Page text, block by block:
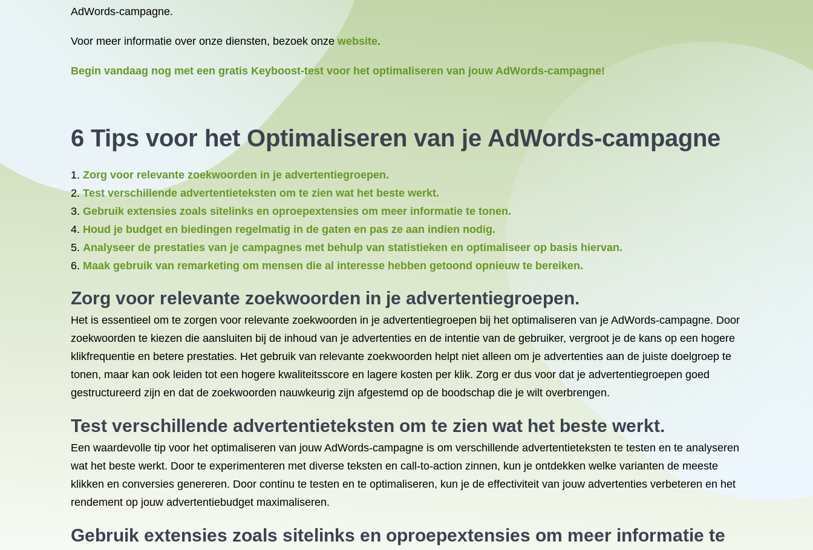
AdWords-campagne.
Voor meer informatie over onze diensten, bezoek onzewebsite.
Begin vandaag nog met een gratis Keyboost-test voor het optimaliseren van jouw AdWords-campagne!
6 Tips voor het Optimaliseren van je AdWords-campagne
Zorg voor relevante zoekwoorden in je advertentiegroepen.
Test verschillende advertentieteksten om te zien wat het beste werkt.
Gebruik extensies zoals sitelinks en oproepextensies om meer informatie te tonen.
Houd je budget en biedingen regelmatig in de gaten en pas ze aan indien nodig.
Analyseer de prestaties van je campagnes met behulp van statistieken en optimaliseer op basis hiervan.
Maak gebruik van remarketing om mensen die al interesse hebben getoond opnieuw te bereiken.
Zorg voor relevante zoekwoorden in je advertentiegroepen.
Het is essentieel om te zorgen voor relevante zoekwoorden in je advertentiegroepen bij het optimaliseren van je AdWords-campagne. Door
zoekwoorden te kiezen die aansluiten bij de inhoud van je advertenties en de intentie van de gebruiker, vergroot je de kans op een hogere
klikfrequentie en betere prestaties. Het gebruik van relevante zoekwoorden helpt niet alleen om je advertenties aan de juiste doelgroep te
tonen, maar kan ook leiden tot een hogere kwaliteitsscore en lagere kosten per klik. Zorg er dus voor dat je advertentiegroepen goed
gestructureerd zijn en dat de zoekwoorden nauwkeurig zijn afgestemd op de boodschap die je wilt overbrengen.
Test verschillende advertentieteksten om te zien wat het beste werkt.
Een waardevolle tip voor het optimaliseren van jouw AdWords-campagne is om verschillende advertentieteksten te testen en te analyseren
wat het beste werkt. Door te experimenteren met diverse teksten en call-to-action zinnen, kun je ontdekken welke varianten de meeste
klikken en conversies genereren. Door continu te testen en te optimaliseren, kun je de effectiviteit van jouw advertenties verbeteren en het
rendement op jouw advertentiebudget maximaliseren.
Gebruik extensies zoals sitelinks en oproepextensies om meer informatie te